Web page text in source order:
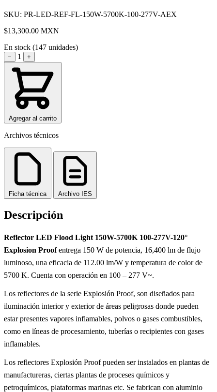
SKU: PR-LED-REF-FL-150W-5700K-100-277V-AEX
$13,300.00 MXN
En stock (147 unidades)
− 1 +
Agregar al carrito
Archivos técnicos
Ficha técnica Archivo IES
Descripción
Reflector LED Flood Light 150W-5700K 100-277V-120°
Explosion Proofentrega 150 W de potencia, 16,400 lm de flujo
luminoso, una eficacia de 112.00 lm/W y temperatura de color de
5700 K. Cuenta con operación en 100 – 277 V~.
Los reflectores de la serie Explosión Proof, son diseñados para
iluminación interior y exterior de áreas peligrosas donde pueden
estar presentes vapores inflamables, polvos o gases combustibles,
como en líneas de procesamiento, tuberías o recipientes con gases
inflamables.
Los reflectores Explosión Proof pueden ser instalados en plantas de
manufactureras, ciertas plantas de proceses químicos y
petroquímicos, plataformas marinas etc. Se fabrican con aluminio